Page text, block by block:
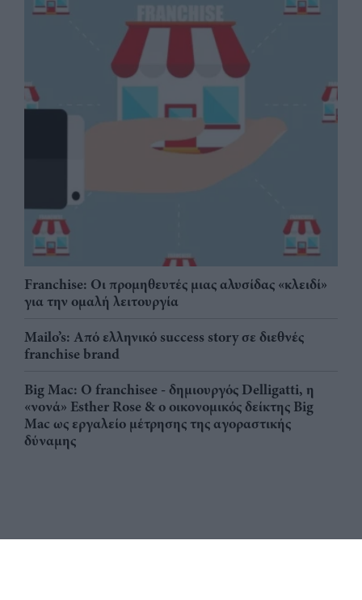
Franchise: Οι προμηθευτές μιας αλυσίδας «κλειδί»
για την ομαλή λειτουργία
Mailo’s: Από ελληνικό success story σε διεθνές
franchise brand
Big Mac: Ο franchisee - δημιουργός Delligatti, η
«νονά» Esther Rose & ο οικονομικός δείκτης Big
Mac ως εργαλείο μέτρησης της αγοραστικής
δύναμης